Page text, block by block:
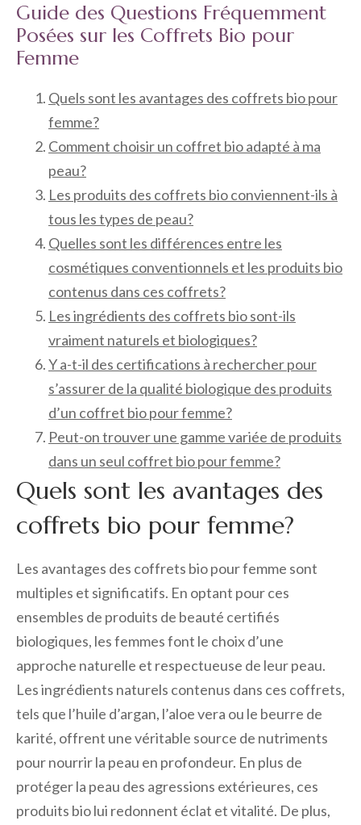
Guide des Questions Fréquemment
Posées sur les Coffrets Bio pour
Femme
Quels sont les avantages des coffrets bio pour
femme?
Comment choisir un coffret bio adapté à ma
peau?
Les produits des coffrets bio conviennent-ils à
tous les types de peau?
Quelles sont les différences entre les
cosmétiques conventionnels et les produits bio
contenus dans ces coffrets?
Les ingrédients des coffrets bio sont-ils
vraiment naturels et biologiques?
Y a-t-il des certifications à rechercher pour
s’assurer de la qualité biologique des produits
d’un coffret bio pour femme?
Peut-on trouver une gamme variée de produits
dans un seul coffret bio pour femme?
Quels sont les avantages des
coffrets bio pour femme?
Les avantages des coffrets bio pour femme sont
multiples et significatifs. En optant pour ces
ensembles de produits de beauté certifiés
biologiques, les femmes font le choix d’une
approche naturelle et respectueuse de leur peau.
Les ingrédients naturels contenus dans ces coffrets,
tels que l’huile d’argan, l’aloe vera ou le beurre de
karité, offrent une véritable source de nutriments
pour nourrir la peau en profondeur. En plus de
protéger la peau des agressions extérieures, ces
produits bio lui redonnent éclat et vitalité. De plus,